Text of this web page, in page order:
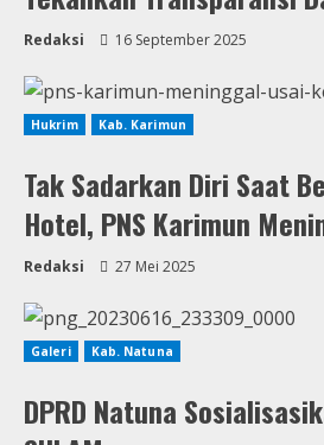
Redaksi 16 September 2025
Hukrim Kab. Karimun
Tak Sadarkan Diri Saat
Hotel, PNS Karimun
Redaksi 27 Mei 2025
Galeri Kab. Natuna
DPRD Natuna